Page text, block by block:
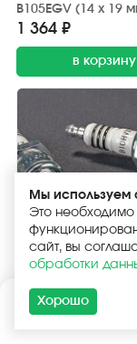
B105EGV (14 х
1 364 ₽
в корзину
Свеча зажигания
B10HVX (14 х
891 ₽
в корзину
Мы используем
Это необходимо
сайт, вы
обработки
Хорошо